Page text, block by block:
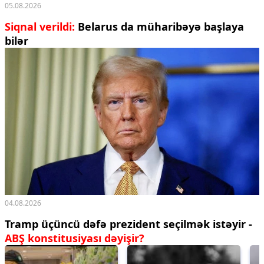
05.08.2026
Siqnal verildi: Belarus da müharibəyə başlaya
bilər
04.08.2026
Tramp üçüncü dəfə prezident seçilmək istəyir -
ABŞ konstitusiyası dəyişir?